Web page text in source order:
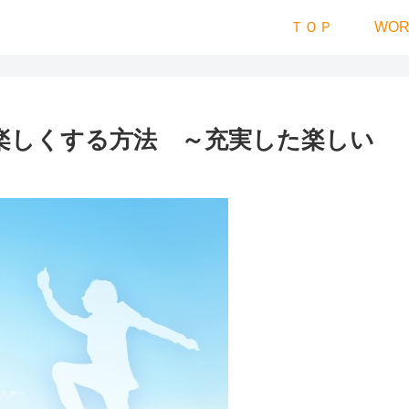
ＴＯＰ
しくする方法 ～充実した楽しい